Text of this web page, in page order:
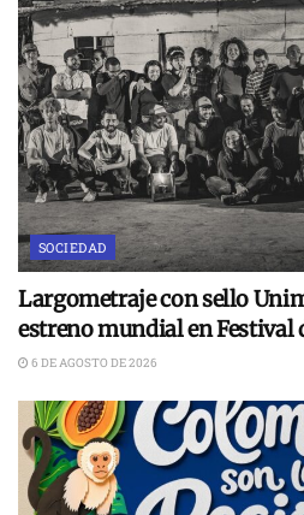
SOCIEDAD
Largometraje con sello
estreno mundial en Festival
6 DE AGOSTO DE 2026